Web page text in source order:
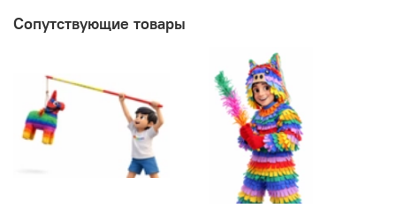
Сопутствующие товары